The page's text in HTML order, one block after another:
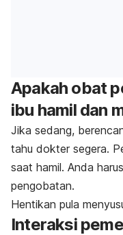
Apakah obat
ibu hamil dan
Jika sedang,
tahu dokter segera.
saat hamil. Anda
pengobatan.
Hentikan pula
Interaksi